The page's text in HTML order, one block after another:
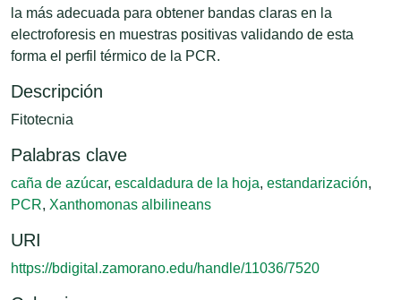
la más adecuada para obtener bandas claras en la
electroforesis en muestras positivas validando de esta
forma el perfil térmico de la PCR.
Descripción
Fitotecnia
Palabras clave
caña de azúcar, escaldadura de la hoja, estandarización,
PCR, Xanthomonas albilineans
URI
https://bdigital.zamorano.edu/handle/11036/7520